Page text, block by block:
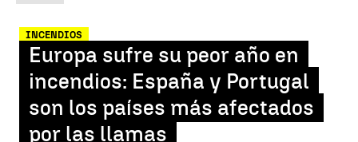
INCENDIOS
Europa sufre su peor año en
incendios: España y Portugal
son los países más afectados
por las llamas